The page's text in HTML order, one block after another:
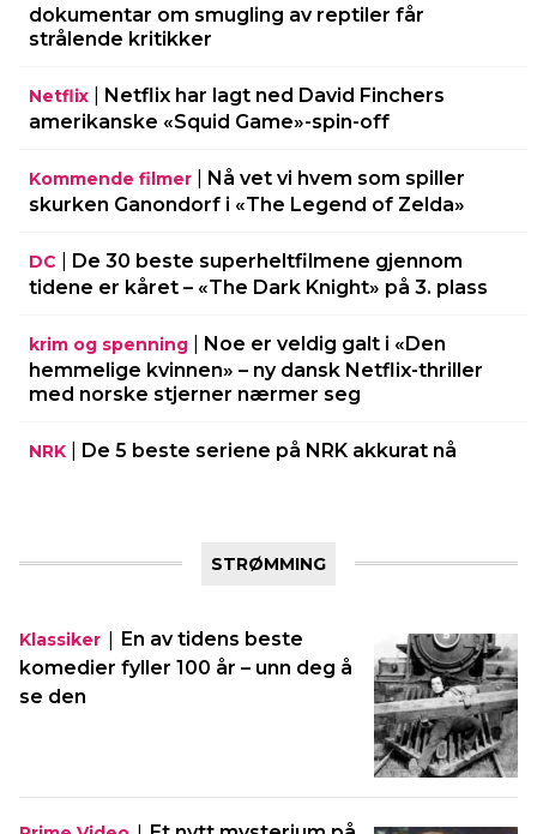
dokumentar om smugling av reptiler får
strålende kritikker
Netflix
Netflix har lagt ned David Finchers
amerikanske «Squid Game»-spin-off
Kommende filmer
Nå vet vi hvem som spiller
skurken Ganondorf i «The Legend of Zelda»
DC
De 30 beste superheltfilmene gjennom
tidene er kåret – «The Dark Knight» på 3. plass
krim og spenning
Noe er veldig galt i «Den
hemmelige kvinnen» – ny dansk Netflix-thriller
med norske stjerner nærmer seg
NRK De 5 beste seriene på NRK akkurat nå
STRØMMING
Klassiker | En av tidens beste
komedier fyller 100 år – unn deg å
se den